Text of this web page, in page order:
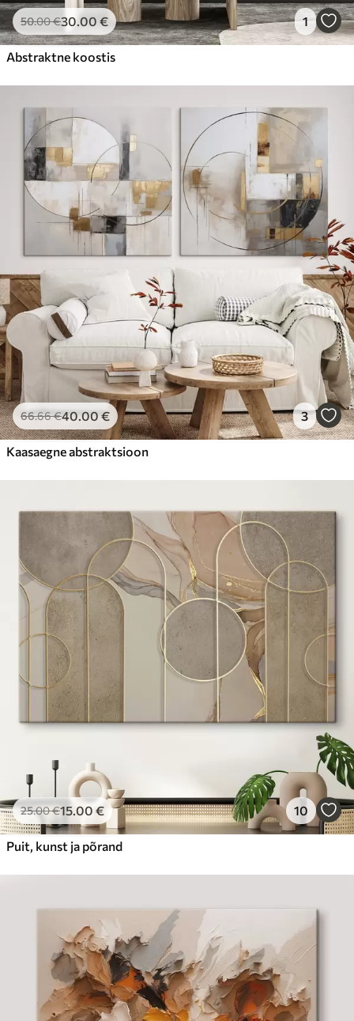
50.00€30.00 € 1
Abstraktne koostis
66.66€40.00 € 3
Kaasaegne abstraktsioon
25.00€15.00 € 10
Puit, kunst ja põrand